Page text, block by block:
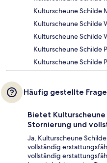
Kulturscheune Schilde
Kulturscheune Schilde
Kulturscheune Schilde
Kulturscheune Schilde
Kulturscheune Schilde
Häufig gestellte
Bietet
Stornierung und
Ja, Kulturscheune
vollständig
vollständig